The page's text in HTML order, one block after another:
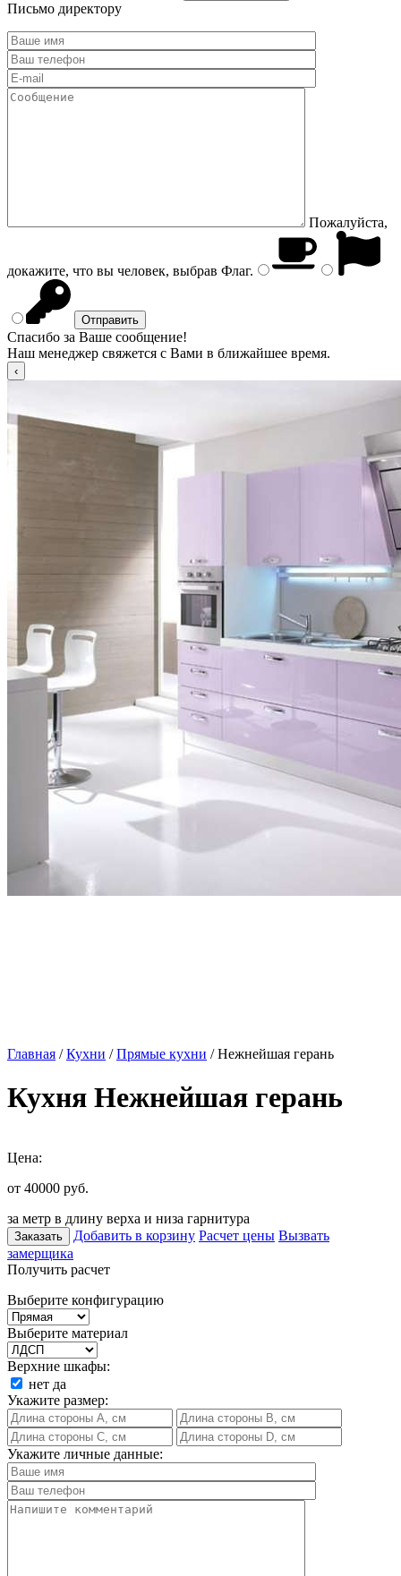
Письмо директору
Пожалуйста,
докажите, что вы человек, выбрав Флаг.
Спасибо за Ваше сообщение!
Наш менеджер свяжется с Вами в ближайшее время.
Главная /Кухни /Прямые кухни / Нежнейшая герань
Кухня Нежнейшая герань
Цена:
от 40000 руб.
за метр в длину верха и низа гарнитура
Заказать Добавить в корзину Расчет цены Вызвать
замерщика
Получить расчет
Выберите конфигурацию
Выберите материал
Верхние шкафы:
нет да
Укажите размер:
Укажите личные данные: